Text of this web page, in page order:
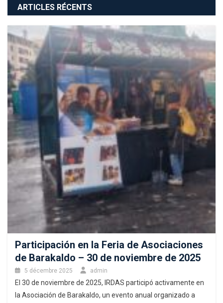
ARTICLES RÉCENTS
Participación en la Feria de Asociaciones
de Barakaldo – 30 de noviembre de 2025
5 décembre 2025 admin
El 30 de noviembre de 2025, IRDAS participó activamente en
la Asociación de Barakaldo, un evento anual organizado a